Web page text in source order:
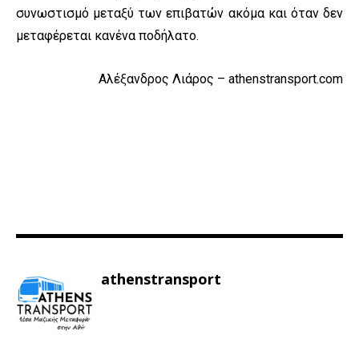
συνωστισμό μεταξύ των επιβατών ακόμα και όταν δεν
μεταφέρεται κανένα ποδήλατο.
Αλέξανδρος Λιάρος – athenstransport.com
athenstransport